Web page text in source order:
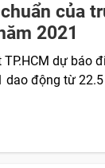
của
2021
dự báo
dao động từ